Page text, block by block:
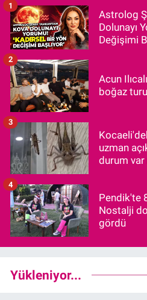
Astrolog
Dolunayı
Değişimi
1
Acun
boğaz
2
uzman
durum var
3
Pendik'te
Nostalji
gördü
4
Yükleniyor...